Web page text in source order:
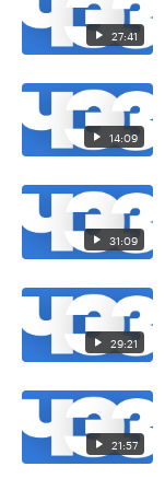
27:41
14:09
31:09
29:21
21:57